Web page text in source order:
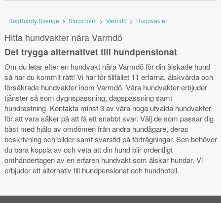
DogBuddy Sverige > Stockholm > Varmdö > Hundvakter
Hitta hundvakter nära Varmdö
Det trygga alternativet till hundpensionat
Om du letar efter en hundvakt nära Varmdö för din älskade hund
så har du kommit rätt! Vi har för tillfället 11 erfarna, älskvärda och
försäkrade hundvakter inom Varmdö. Våra hundvakter erbjuder
tjänster så som dygnspassning, dagspassning samt
hundrastning. Kontakta minst 3 av våra noga utvalda hundvakter
för att vara säker på att få ett snabbt svar. Välj de som passar dig
bäst med hjälp av omdömen från andra hundägare, deras
beskrivning och bilder samt svarstid på förfrågningar. Sen behöver
du bara koppla av och veta att din hund blir ordentligt
omhändertagen av en erfaren hundvakt som älskar hundar. Vi
erbjuder ett alternativ till hundpensionat och hundhotell.